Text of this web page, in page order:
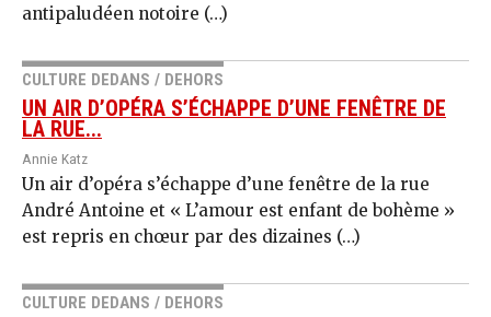
antipaludéen notoire (…)
CULTURE DEDANS / DEHORS
UN AIR D’OPÉRA S’ÉCHAPPE D’UNE FENÊTRE DE
LA RUE...
Annie Katz
Un air d’opéra s’échappe d’une fenêtre de la rue
André Antoine et « L’amour est enfant de bohème »
est repris en chœur par des dizaines (…)
CULTURE DEDANS / DEHORS